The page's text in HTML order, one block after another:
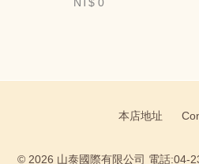
NT$ 0
本店地址
© 2026 山泰國際有限公司 電話:04-